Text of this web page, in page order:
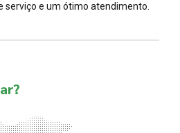
e um ótimo atendimento.